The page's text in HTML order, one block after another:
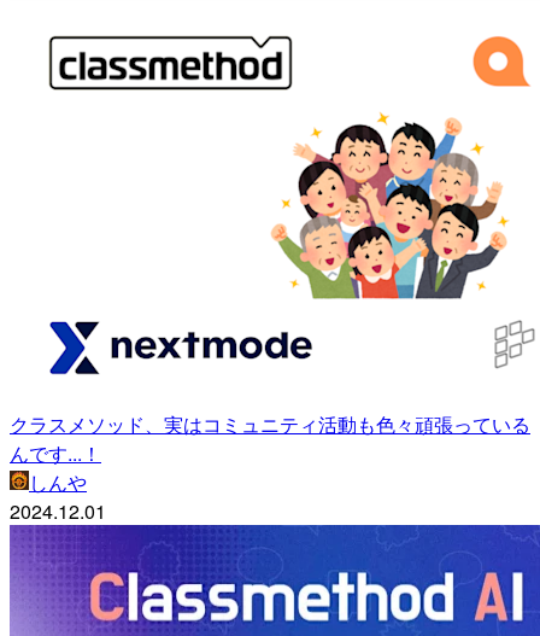
クラスメソッド、実はコミュニティ活動も色々頑張っている
んです...！
しんや
2024.12.01